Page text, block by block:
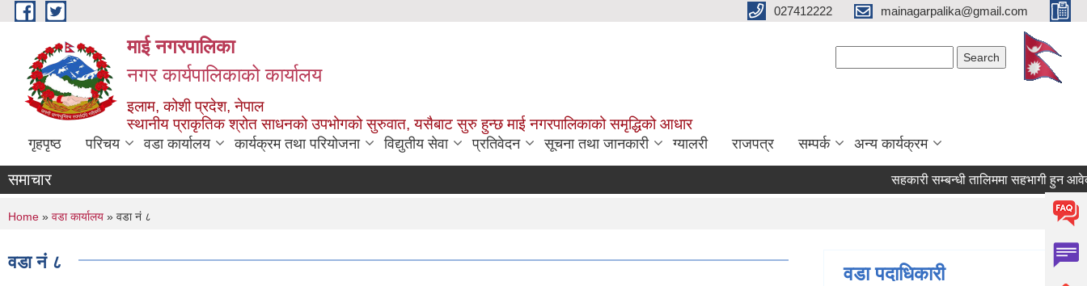
Skip to main content 027412222 mainagarpalika@gmail.com
माई नगरपालिका
नगर कार्यपालिकाको कार्यालय
इलाम, कोशी प्रदेश, नेपाल
स्थानीय प्राकृतिक श्रोत साधनको उपभोगको सुरुवात, यसैबाट सुरु हुन्छ माई नगरपालिकाको समृद्धिको आधार
गृहपृष्ठ परिचय वडा कार्यालय कार्यक्रम तथा परियोजना विद्युतीय सेवा प्रतिवेदन सूचना तथा जानकारी ग्यालरी राजपत्र सम्पर्क अन्य कार्यक्रम
समाचार सहकारी सम्बन्धी तालिममा सहभागी हुन आवेदन
You are here
Home » वडा कार्यालय » वडा नं ८
वडा नं ८
वडा पदाधिकारी